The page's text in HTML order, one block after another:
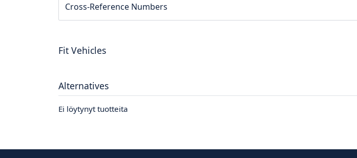
Cross-Reference Numbers
Fit Vehicles
Alternatives
Ei löytynyt tuotteita